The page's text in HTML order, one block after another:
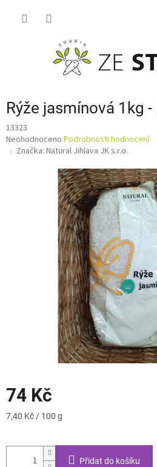
Rýže jasmínová 1kg
13323
Průměrné
hodnocení
Neohodnoceno Podrobnosti hodnocení
Značka: Natural Jihlava JK s.r.o.
74 Kč
Měrná
7,40 Kč / 100 g
Přidat do košíku